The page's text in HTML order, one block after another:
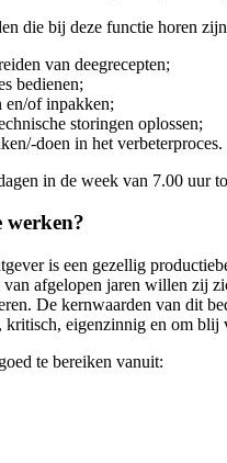
die bij deze functie horen
van deegrecepten;
bedienen;
en/of inpakken;
storingen oplossen;
doen in het verbeterproces.
in de week van 7.00 uur
werken?
is een gezellig
afgelopen jaren willen zij
De kernwaarden van dit
kritisch, eigenzinnig en om blij
te bereiken vanuit: